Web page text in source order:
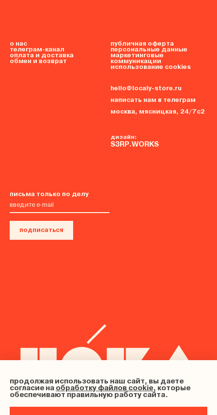
письма только по делу
подписаться
о нас
телеграм-канал
оплата и доставка
обмен и возврат
публичная оферта
персональные данные
маркетинговые
коммуникации
использование cookies
hello@localy-store.ru
написать нам в телеграм
москва, мясницкая, 24/7с2
дизайн:
S3RP.WORKS
продолжая использовать наш сайт, вы даете
согласие на обработку файлов cookie, которые
обеспечивают правильную работу сайта.